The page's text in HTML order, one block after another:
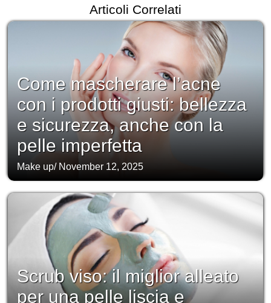
Articoli Correlati
Come mascherare l’acne
con i prodotti giusti: bellezza
e sicurezza, anche con la
pelle imperfetta
Make up/ November 12, 2025
Scrub viso: il miglior alleato
per una pelle liscia e